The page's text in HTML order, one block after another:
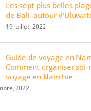
Les sept plus belles
de Bali, autour
19 juillet, 2022
Guide de voyage en
Comment organiser soi-
voyage en Namibie
2022